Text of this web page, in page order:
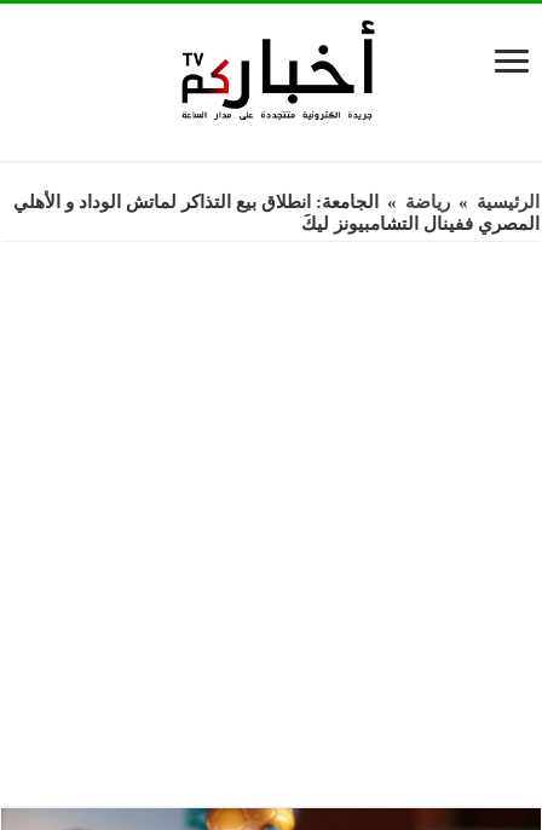
الرئيسية » رياضة »
الجامعة: انطلاق بيع التذاكر لماتش الوداد و الأهلي
المصري ففينال التشامبيونز ليكَ